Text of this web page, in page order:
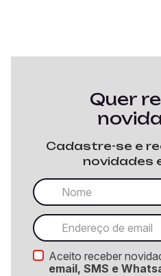
Quer
Cadastre-se e
novidades
Aceito receber
email, SMS e